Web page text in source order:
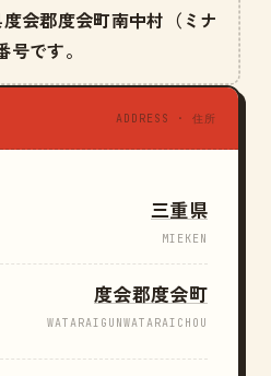
会郡度会町南中村（ミナ
号です。
ADDRESS · 住所
三重県
MIEKEN
度会郡度会町
WATARAIGUNWATARAICHOU